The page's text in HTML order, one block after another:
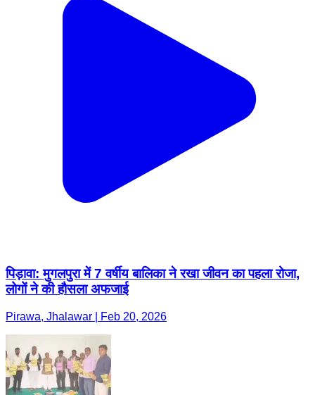
पिड़ावा: मुगलपुरा में 7 वर्षीय बालिका ने रखा जीवन का पहला रोजा,
लोगों ने की हौसला अफजाई
Pirawa, Jhalawar | Feb 20, 2026